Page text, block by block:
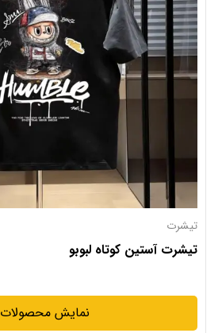
تیشرت
تیشرت آستین کوتاه لبوبو
نمایش محصولات